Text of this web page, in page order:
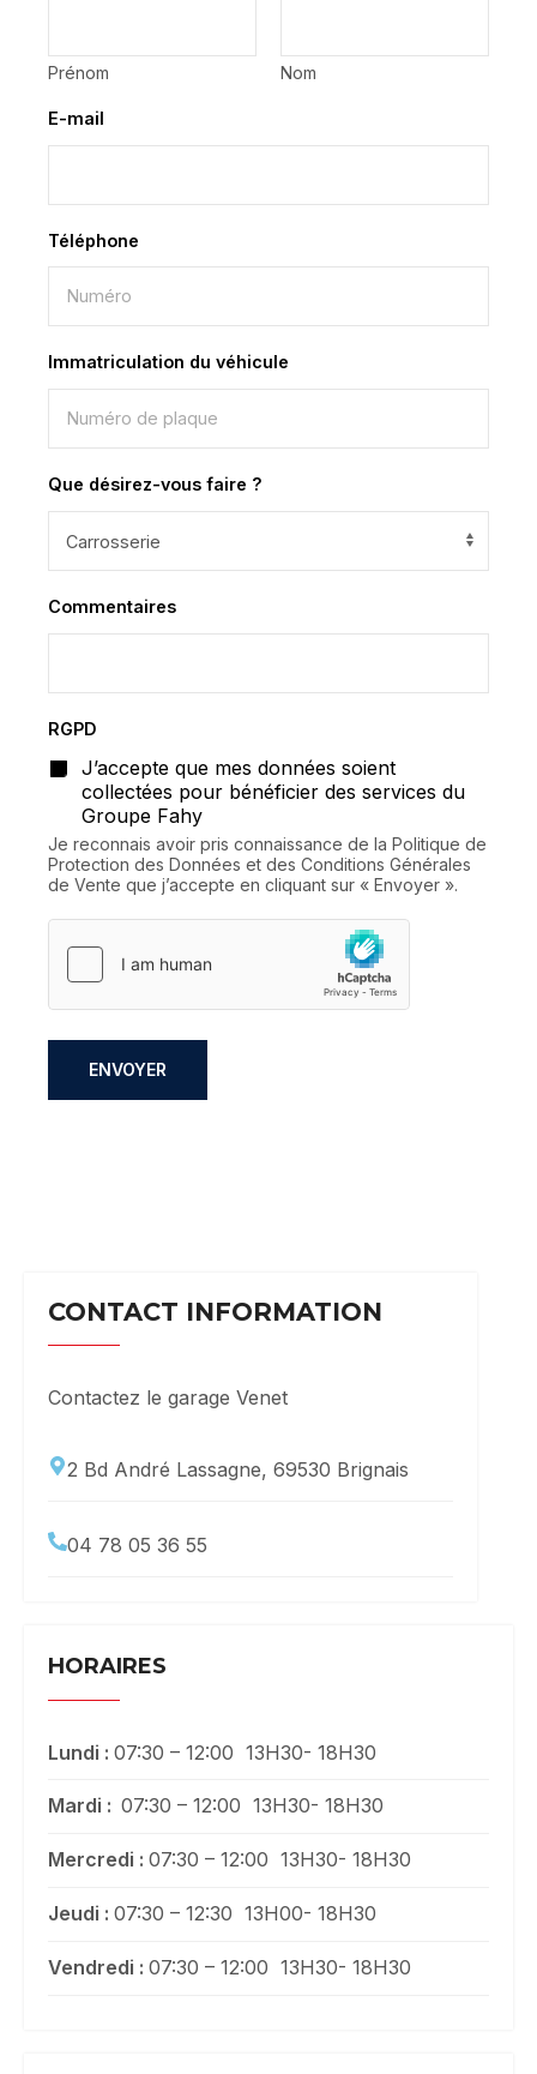
Prénom Nom
E-mail
Téléphone
Immatriculation du véhicule
Que désirez-vous faire ?
Commentaires
RGPD
J’accepte que mes données soient
collectées pour bénéficier des services du
Groupe Fahy
Je reconnais avoir pris connaissance de la Politique de
Protection des Données et des Conditions Générales
de Vente que j’accepte en cliquant sur « Envoyer ».
ENVOYER
CONTACT INFORMATION
Contactez le garage Venet
2 Bd André Lassagne, 69530 Brignais
04 78 05 36 55
HORAIRES
Lundi : 07:30 – 12:00 13H30- 18H30
Mardi : 07:30 – 12:00 13H30- 18H30
Mercredi : 07:30 – 12:00 13H30- 18H30
Jeudi : 07:30 – 12:30 13H00- 18H30
Vendredi : 07:30 – 12:00 13H30- 18H30